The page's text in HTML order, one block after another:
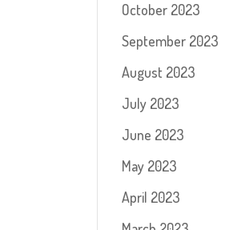
October 2023
September 2023
August 2023
July 2023
June 2023
May 2023
April 2023